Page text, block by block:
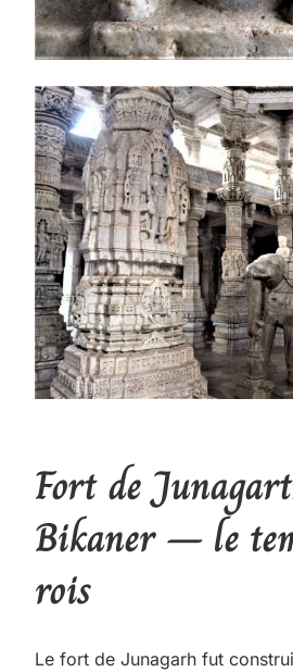
Fort de
Bikaner – le
rois
Le fort de Junagarh fut